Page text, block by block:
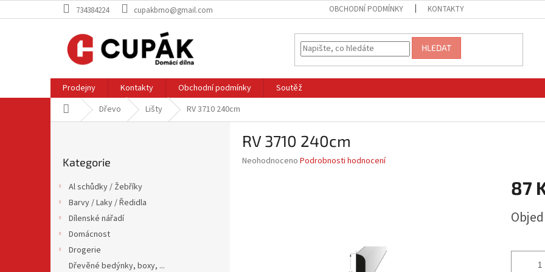
na
734384224 cupakbrno@gmail.com OBCHODNÍ PODMÍNKY KONTAKTY
HLEDAT
Prodejny Kontakty Obchodní podmínky
Soutěž
Domů Dřevo Lišty RV 3710 240cm
kategorie
Kategorie
Al schůdky / Žebříky
Barvy / Laky / Ředidla
Dílenské nářadí
Domácnost
Drogerie
Dřevěné bedýnky, boxy, ...
RV 3710 240cm
Průměrné
Neohodnoceno Podrobnosti hodnocení
87
cena: